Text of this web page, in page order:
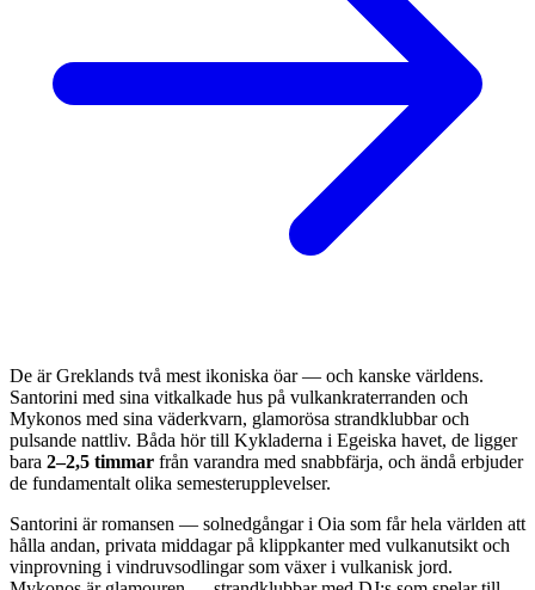
De är Greklands två mest ikoniska öar — och kanske världens.
Santorini med sina vitkalkade hus på vulkankraterranden och
Mykonos med sina väderkvarn, glamorösa strandklubbar och
pulsande nattliv. Båda hör till Kykladerna i Egeiska havet, de ligger
bara 2–2,5 timmar från varandra med snabbfärja, och ändå erbjuder
de fundamentalt olika semesterupplevelser.
Santorini är romansen — solnedgångar i Oia som får hela världen att
hålla andan, privata middagar på klippkanter med vulkanutsikt och
vinprovning i vindruvsodlingar som växer i vulkanisk jord.